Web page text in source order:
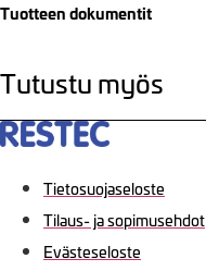
Tuotteen dokumentit
Tutustu myös
Tietosuojaseloste
Tilaus- ja sopimusehdot
Evästeseloste